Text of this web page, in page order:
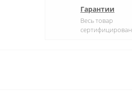
Гарантии
Весь товар
сертифицирован